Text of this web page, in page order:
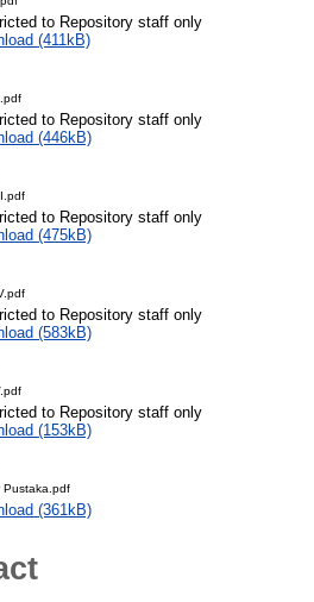
to Repository staff only
(411kB)
to Repository staff only
(446kB)
to Repository staff only
(475kB)
to Repository staff only
(583kB)
to Repository staff only
(153kB)
Pustaka.pdf
(361kB)